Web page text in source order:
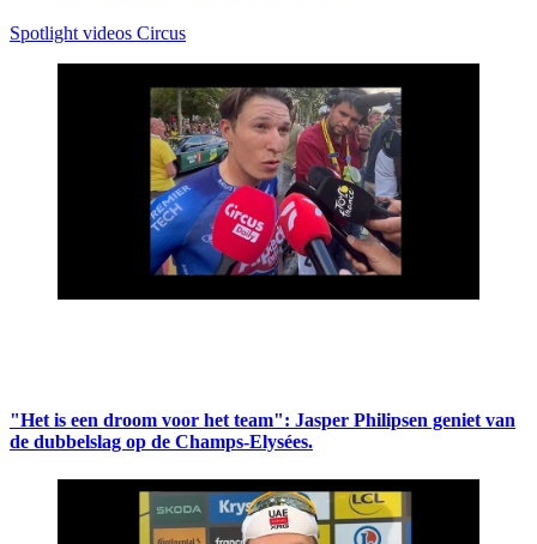
Spotlight videos Circus
"Het is een droom voor het team": Jasper Philipsen geniet van
de dubbelslag op de Champs-Elysées.